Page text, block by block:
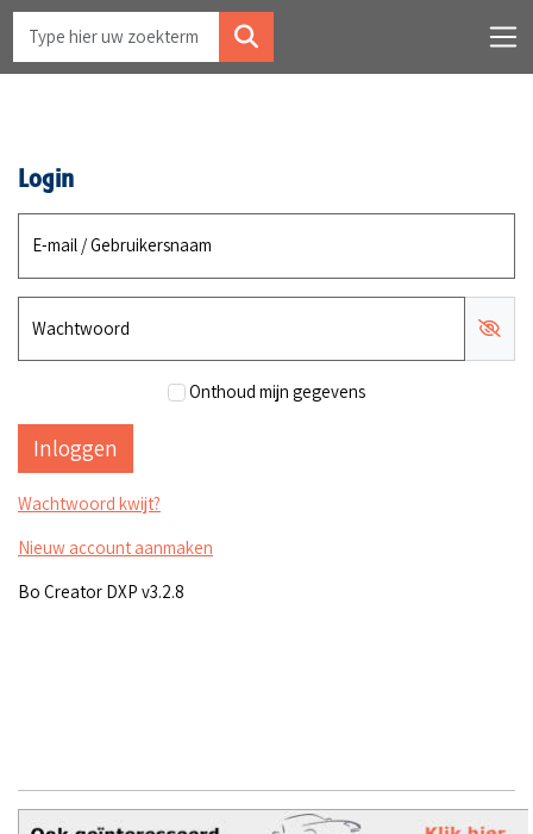
Login
E-mail / Gebruikersnaam
Wachtwoord
Onthoud mijn gegevens
Wachtwoord kwijt?
Nieuw account aanmaken
Bo Creator DXP v3.2.8